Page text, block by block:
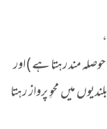
مند رہتا ہے ) اور
میں محوِ پرواز رہتا